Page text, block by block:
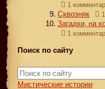
1
Сквозняк
Загадки, на
1
Поиск по сайту
Мистические истории